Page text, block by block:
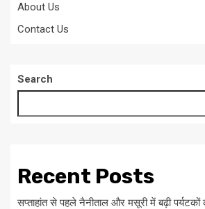
About Us
Contact Us
Search
Recent Posts
सप्ताहांत से पहले नैनीताल और मसूरी में बढ़ी पर्यटकों